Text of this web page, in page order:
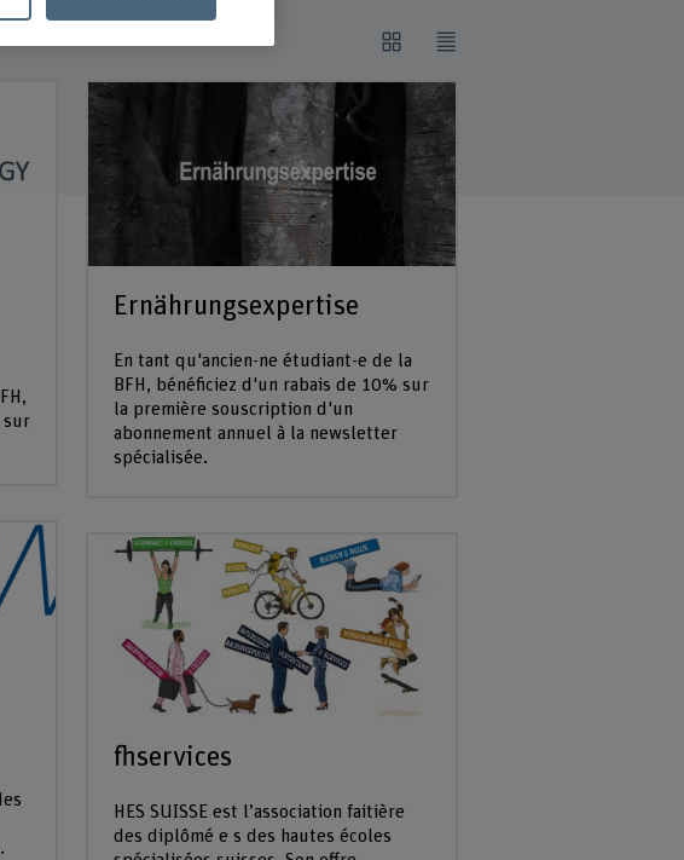
sur
Ernährungsexpertise
En tant qu'ancien-ne étudiant-e de la
BFH, bénéficiez d'un rabais de 10% sur
la première souscription d'un
abonnement annuel à la newsletter
spécialisée.
fhservices
HES SUISSE est l’association faitière
des diplômé e s des hautes écoles